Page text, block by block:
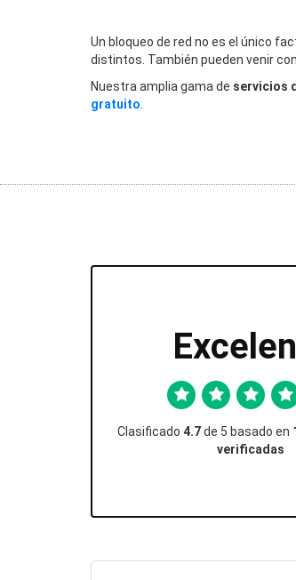
Un bloqueo de red no es el único
distintos. También pueden venir
Nuestra amplia gama de servicios
gratuito
Clasificado 4.7de 5 basado en
verificadas